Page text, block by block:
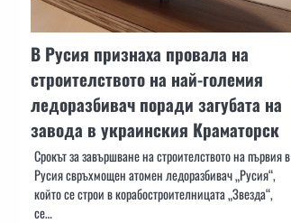
В Русия признаха провала на
строителството на най-големия
ледоразбивач поради загубата на
завода в украинския Краматорск
Срокът за завършване на строителството на първия в
Русия свръхмощен атомен ледоразбивач „Русия“,
който се строи в корабостроителницата „Звезда“,
се…